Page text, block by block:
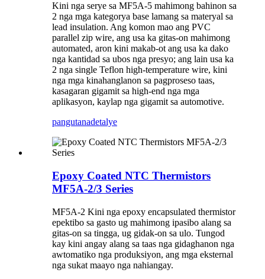
Kini nga serye sa MF5A-5 mahimong bahinon sa
2 nga mga kategorya base lamang sa materyal sa
lead insulation. Ang komon mao ang PVC
parallel zip wire, ang usa ka gitas-on mahimong
automated, aron kini makab-ot ang usa ka dako
nga kantidad sa ubos nga presyo; ang lain usa ka
2 nga single Teflon high-temperature wire, kini
nga mga kinahanglanon sa pagproseso taas,
kasagaran gigamit sa high-end nga mga
aplikasyon, kaylap nga gigamit sa automotive.
pangutanadetalye
Epoxy Coated NTC Thermistors
MF5A-2/3 Series
MF5A-2 Kini nga epoxy encapsulated thermistor
epektibo sa gasto ug mahimong ipasibo alang sa
gitas-on sa tingga, ug gidak-on sa ulo. Tungod
kay kini angay alang sa taas nga gidaghanon nga
awtomatiko nga produksiyon, ang mga eksternal
nga sukat maayo nga nahiangay.